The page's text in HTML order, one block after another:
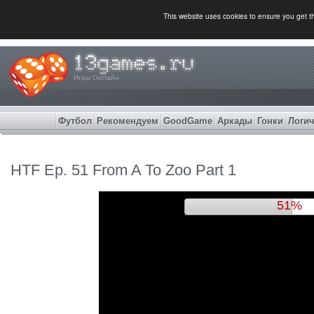
This website uses cookies to ensure you get
Игры Онлайн
Футбол Рекомендуем GoodGame Аркады Гонки
HTF Ep. 51 From A To Zoo Part 1
54%